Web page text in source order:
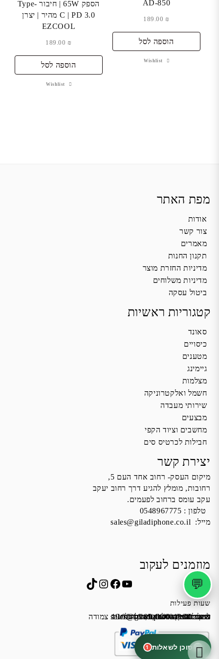
סוכן לשאלות 1
💬
הספק 65W | חיבור Type-
C | PD 3.0 מהיר | יצרן
EZCOOL
₪
הוספה לסל
Wishlist
AD-850
₪
הוספה לסל
Wishlist
מפת האתר
אודות
צור קשר
מאמרים
תקנון החנות
מדיניות החזרת מוצר
מדיניות משלוחים
ביטול עסקה
קטגוריות ראשיות
סאונד
כיסויים
מטענים
גיימינג
מצלמות
חשמל ואלקטרוניקה
שירותי מעבדה
מבצעים
מחשבים וציוד הקפי
חבילות לכרטיס סים
יצירת קשר
מיקום העסק- רחוב אחד העם 5,
רחובות, מומלץ להגיע דרך רחוב יעקב
עקב עומס ברחוב לפעמים.
טלפון : 0548967775
מייל: sales@giladiphone.co.il
מוזמנים לעקוב
YouTube
Facebook
Instagram
TikTok
שעות פעילות
כתובת: אחד העם 5, רחובות
א׳-ה׳ 19:00-16:00,14:00-9:30
שישי 9:00-13:00
שבת סגור
מייל:sales@giladiphone.co.il
מיקום חנייה: יש אפשרות לחניה צמודה
לחנות התקשרו ואדאג לזה.
*נא להתקשר לפני הגעה